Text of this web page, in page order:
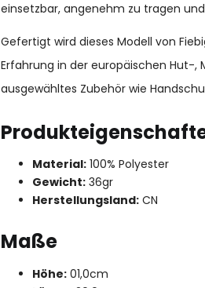
einsetzbar, angenehm zu tragen
Gefertigt wird dieses Modell von
Erfahrung in der europäischen Hut-
ausgewähltes Zubehör wie
Material: 100% Polyester
Gewicht: 36gr
Herstellungsland: CN
Maße
Höhe: 01,0cm